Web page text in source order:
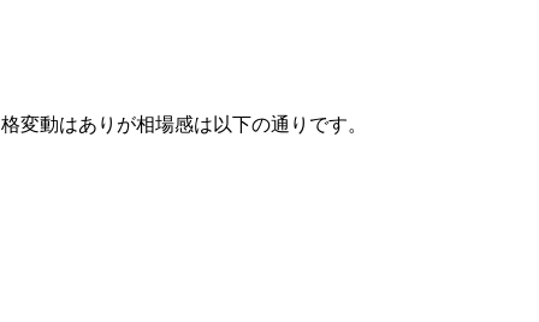
変動はありが相場感は以下の通りです。